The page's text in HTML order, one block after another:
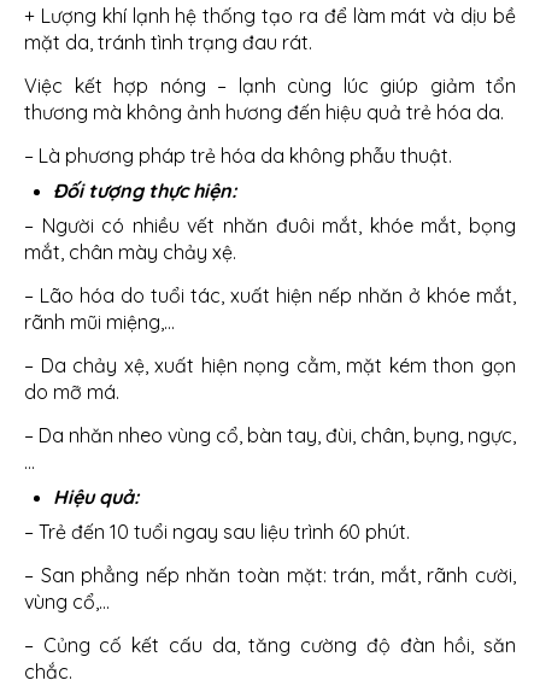
+ Lượng khí lạnh hệ thống tạo ra để làm mát và dịu bề
mặt da, tránh tình trạng đau rát.
Việc kết hợp nóng – lạnh cùng lúc giúp giảm tổn
thương mà không ảnh hương đến hiệu quả trẻ hóa da.
– Là phương pháp trẻ hóa da không phẫu thuật.
Đối tượng thực hiện:
– Người có nhiều vết nhăn đuôi mắt, khóe mắt, bọng
mắt, chân mày chảy xệ.
– Lão hóa do tuổi tác, xuất hiện nếp nhăn ở khóe mắt,
rãnh mũi miệng,…
– Da chảy xệ, xuất hiện nọng cằm, mặt kém thon gọn
do mỡ má.
– Da nhăn nheo vùng cổ, bàn tay, đùi, chân, bụng, ngực,
…
Hiệu quả:
– Trẻ đến 10 tuổi ngay sau liệu trình 60 phút.
– San phẳng nếp nhăn toàn mặt: trán, mắt, rãnh cười,
vùng cổ,…
– Củng cố kết cấu da, tăng cường độ đàn hồi, săn
chắc.